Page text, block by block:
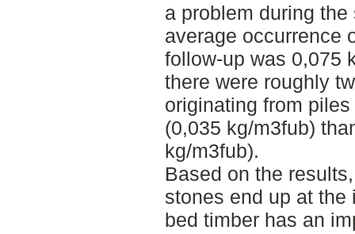
a problem during
average occurrence
follow-up was 0,075
there were roughly
originating from
(0,035 kg/m3fub)
kg/m3fub).
Based on the
stones end up at
bed timber has an